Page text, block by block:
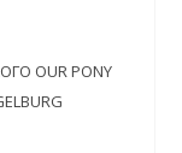
OUR PONY